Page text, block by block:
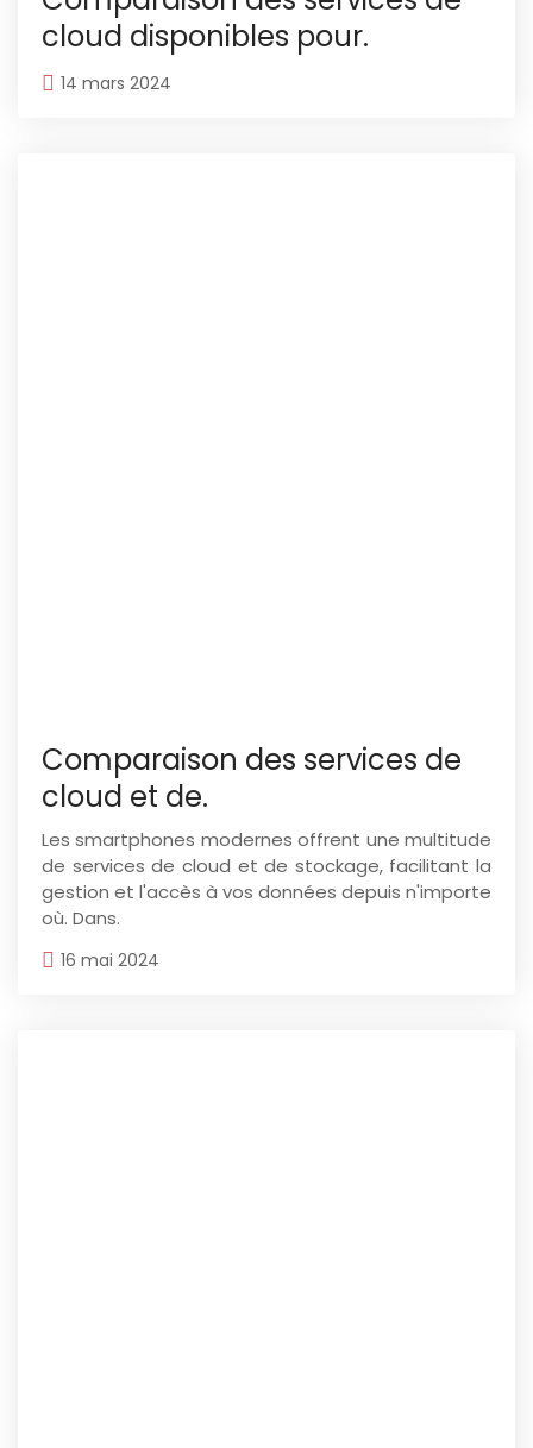
cloud disponibles pour.
14 mars 2024
Comparaison des services de
cloud et de.
Les smartphones modernes offrent une multitude
de services de cloud et de stockage, facilitant la
gestion et l'accès à vos données depuis n'importe
où. Dans.
16 mai 2024